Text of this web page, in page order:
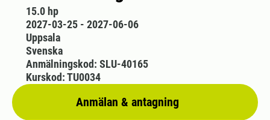
15.0 hp
2027-03-25 - 2027-06-06
Uppsala
Svenska
Anmälan & antagning
Anmälningskod: SLU-40165
Kurskod: TU0034